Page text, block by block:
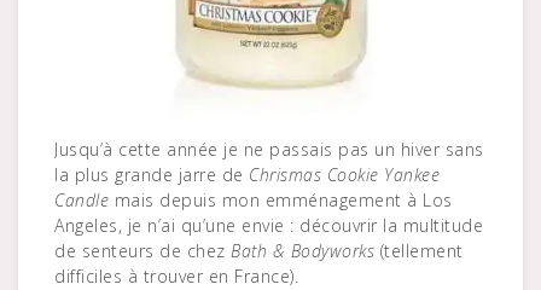
Jusqu’à cette année je ne passais pas un hiver sans
la plus grande jarre de Chrismas Cookie Yankee
Candle mais depuis mon emménagement à Los
Angeles, je n’ai qu’une envie : découvrir la multitude
de senteurs de chez Bath & Bodyworks (tellement
difficiles à trouver en France).